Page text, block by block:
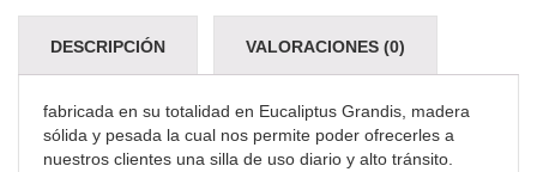
DESCRIPCIÓN VALORACIONES (0)
fabricada en su totalidad en Eucaliptus Grandis, madera
sólida y pesada la cual nos permite poder ofrecerles a
nuestros clientes una silla de uso diario y alto tránsito.